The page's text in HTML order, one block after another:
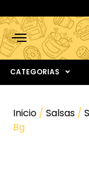
CATEGORIAS
Inicio /Salsas /
Bg